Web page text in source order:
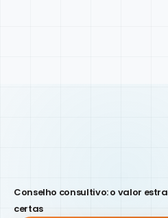
Conselho consultivo: o valor
certas